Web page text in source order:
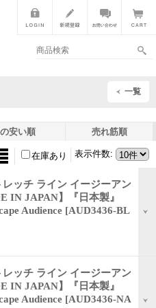
一覧
安い順 売れ筋順
表示件数:
在庫あり
ッチ ライン イージーアン
IN JAPAN】『日本製』
Audience [AUD3436-BL
ッチ ライン イージーアン
IN JAPAN】『日本製』
Audience [AUD3436-NA